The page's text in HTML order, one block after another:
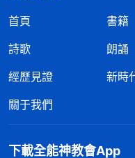
「人活在這個現實的
没有文化，在人的思
少。尤其傳統文化要
良母，為了自己的丈
獻出來，得為丈夫和
首頁 書籍
詩歌
朗誦
經歷見證
新時
關于我們
下載全能神教會App